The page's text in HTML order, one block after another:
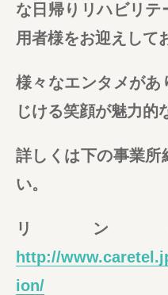
な日帰りリハビリテ
用者様をお迎えして
様々なエンタメがあ
じける笑顔が魅力的
詳しくは下の事業所
い。
リン
http://
ion/